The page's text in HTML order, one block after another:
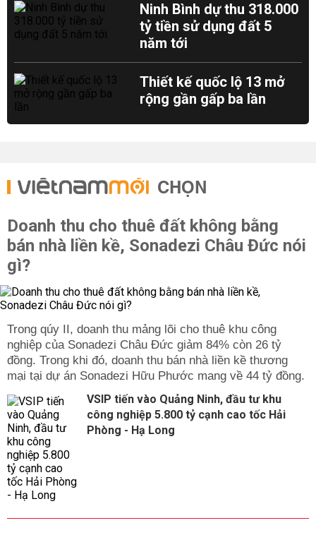
Ninh Bình dự thu 318.000
tỷ tiền sử dụng đất 5
năm tới
Thiết kế quốc lộ 13 mở
rộng gần gấp ba lần
CHỌN
Doanh thu cho thuê đất không bằng
bán nhà liền kề, Sonadezi Châu Đức nói
gì?
Trong qúy II, doanh thu mảng lõi cho thuê khu công
nghiệp của Sonadezi Châu Đức giảm 84% còn 26 tỷ
đồng. Trong khi đó, doanh thu bán nhà liền kề thương
mại tại dự án Sonadezi Hữu Phước mang về 44 tỷ đồng.
VSIP tiến vào Quảng Ninh, đầu tư khu
công nghiệp 5.800 tỷ cạnh cao tốc Hải
Phòng - Hạ Long